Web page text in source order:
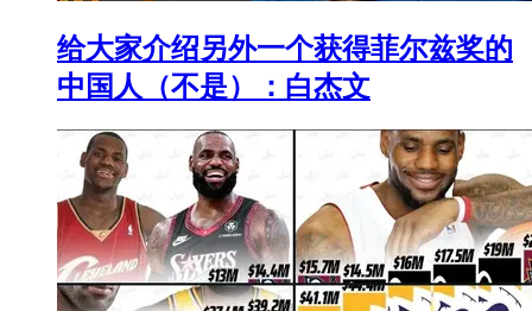
给大家介绍另外一个获得菲尔兹奖的
中国人（不是）：白杰文